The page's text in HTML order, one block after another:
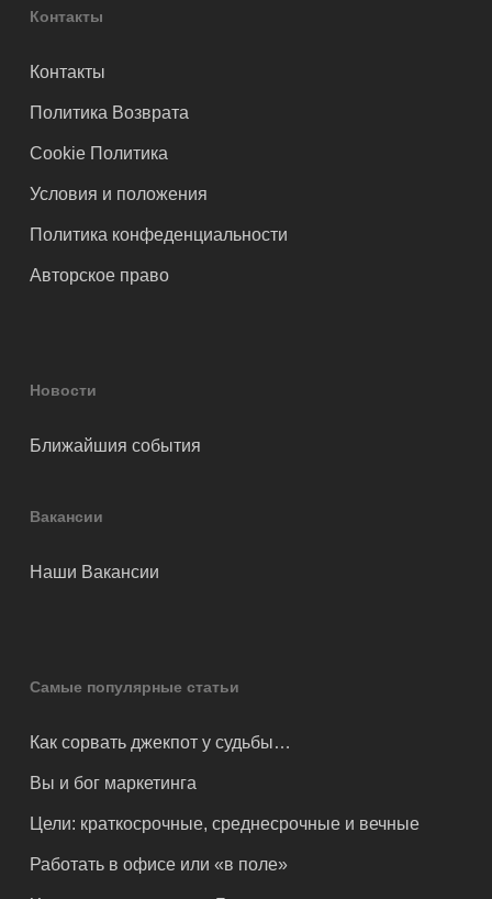
Контакты
Контакты
Политика Возврата
Cookie Политика
Условия и положения
Политика конфеденциальности
Авторское право
Новости
Ближайшия события
Вакансии
Наши Вакансии
Самые популярные статьи
Как сорвать джекпот у судьбы…
Вы и бог маркетинга
Цели: краткосрочные, среднесрочные и вечные
Работать в офисе или «в поле»